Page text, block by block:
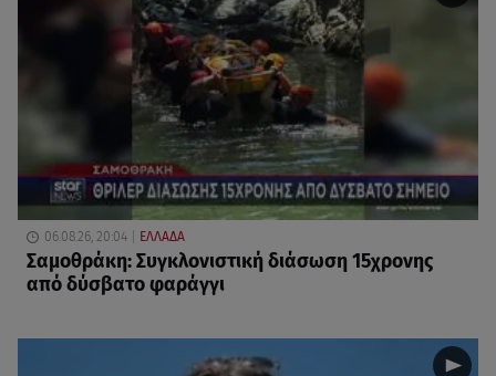
06.08.26, 20:04 ΕΛΛΑΔΑ
Σαμοθράκη: Συγκλονιστική διάσωση 15χρονης
από δύσβατο φαράγγι